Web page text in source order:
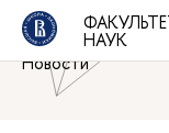
НАУК
Национальный
школа экономики»
Новости